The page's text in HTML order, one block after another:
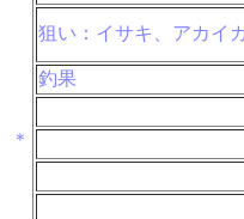
＊
狙い：イサキ、アカイ
釣果